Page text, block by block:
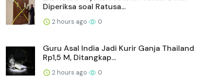
Diperiksa soal Ratusa...
2 hours ago 0
Guru Asal India Jadi Kurir Ganja Thailand
Rp1,5 M, Ditangkap...
2 hours ago 0